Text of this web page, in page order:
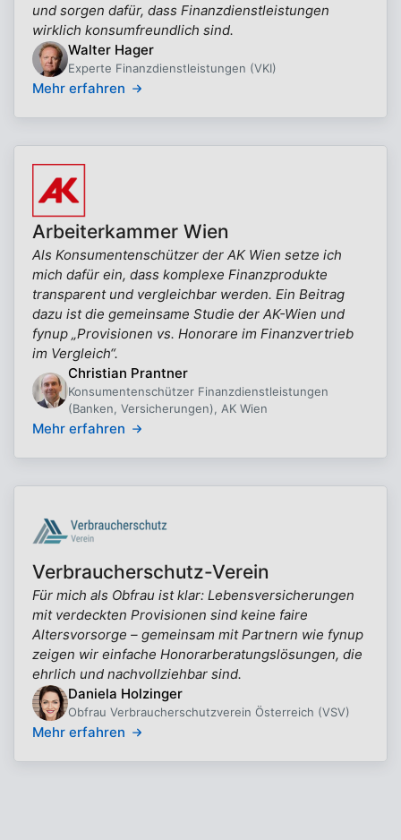
und sorgen dafür, dass Finanzdienstleistungen
wirklich konsumfreundlich sind.
Walter Hager
Experte Finanzdienstleistungen (VKI)
Mehr erfahren
Arbeiterkammer Wien
Als Konsumentenschützer der AK Wien setze ich
mich dafür ein, dass komplexe Finanzprodukte
transparent und vergleichbar werden. Ein Beitrag
dazu ist die gemeinsame Studie der AK-Wien und
fynup „Provisionen vs. Honorare im Finanzvertrieb
im Vergleich“.
Christian Prantner
Konsumentenschützer Finanzdienstleistungen
(Banken, Versicherungen), AK Wien
Mehr erfahren
Verbraucherschutz-Verein
Für mich als Obfrau ist klar: Lebensversicherungen
mit verdeckten Provisionen sind keine faire
Altersvorsorge – gemeinsam mit Partnern wie fynup
zeigen wir einfache Honorarberatungslösungen, die
ehrlich und nachvollziehbar sind.
Daniela Holzinger
Obfrau Verbraucherschutzverein Österreich (VSV)
Mehr erfahren